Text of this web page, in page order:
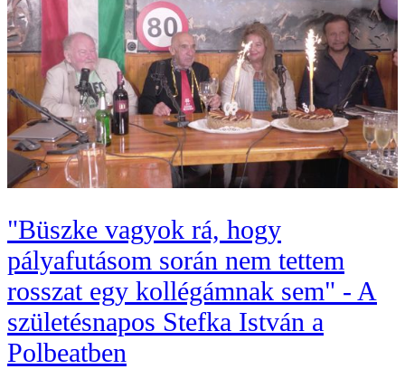
"Büszke vagyok rá, hogy
pályafutásom során nem tettem
rosszat egy kollégámnak sem" - A
születésnapos Stefka István a
Polbeatben